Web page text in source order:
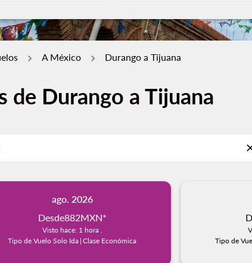
A México Durango a Tijuana
de Durango a Tijuana
ago. 2026
Desde882MXN*
Visto hace: 1 hora .
Tipo de Vuelo Solo Ida | Clase Económica
Tipo de